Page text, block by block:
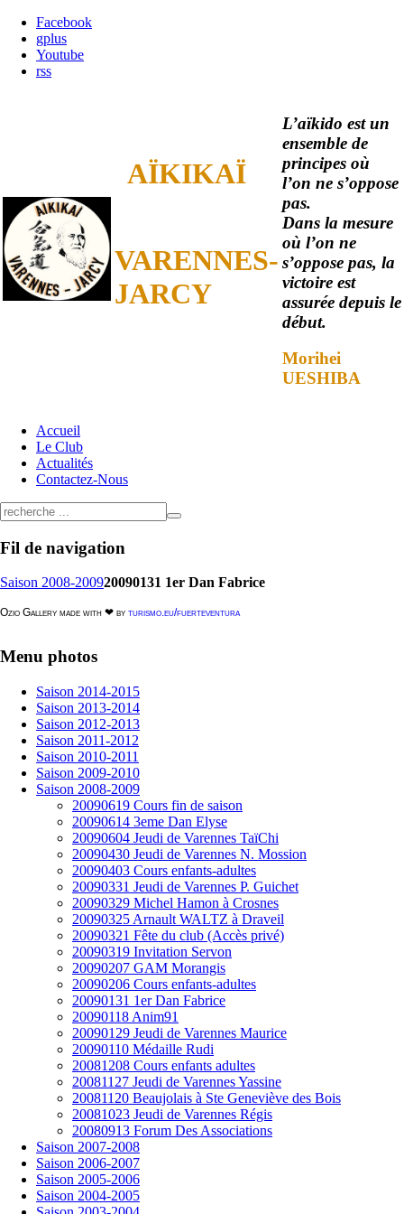
Facebook
gplus
Youtube
rss
AÏKIKAÏ
VARENNES-
JARCY
L’aïkido est un
ensemble de
principes où
l’on ne s’oppose
pas.
Dans la mesure
où l’on ne
s’oppose pas, la
victoire est
assurée depuis le
début.
Morihei
UESHIBA
Accueil
Le Club
Actualités
Contactez-Nous
Fil de navigation
Saison 2008-200920090131 1er Dan Fabrice
Ozio Gallery made with ❤ by turismo.eu/fuerteventura
Menu photos
Saison 2014-2015
Saison 2013-2014
Saison 2012-2013
Saison 2011-2012
Saison 2010-2011
Saison 2009-2010
Saison 2008-2009
20090619 Cours fin de saison
20090614 3eme Dan Elyse
20090604 Jeudi de Varennes TaïChi
20090430 Jeudi de Varennes N. Mossion
20090403 Cours enfants-adultes
20090331 Jeudi de Varennes P. Guichet
20090329 Michel Hamon à Crosnes
20090325 Arnault WALTZ à Draveil
20090321 Fête du club (Accès privé)
20090319 Invitation Servon
20090207 GAM Morangis
20090206 Cours enfants-adultes
20090131 1er Dan Fabrice
20090118 Anim91
20090129 Jeudi de Varennes Maurice
20090110 Médaille Rudi
20081208 Cours enfants adultes
20081127 Jeudi de Varennes Yassine
20081120 Beaujolais à Ste Geneviève des Bois
20081023 Jeudi de Varennes Régis
20080913 Forum Des Associations
Saison 2007-2008
Saison 2006-2007
Saison 2005-2006
Saison 2004-2005